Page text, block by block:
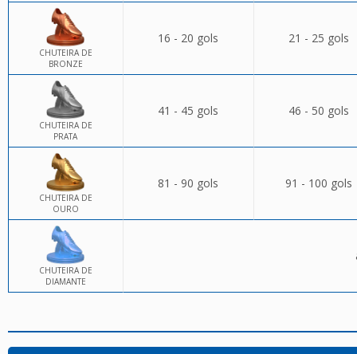
CHUTEIRA DE
BRONZE
16 - 20 gols 21 - 25 gols
CHUTEIRA DE
PRATA
41 - 45 gols 46 - 50 gols
CHUTEIRA DE
OURO
81 - 90 gols 91 - 100 gols
CHUTEIRA DE
DIAMANTE